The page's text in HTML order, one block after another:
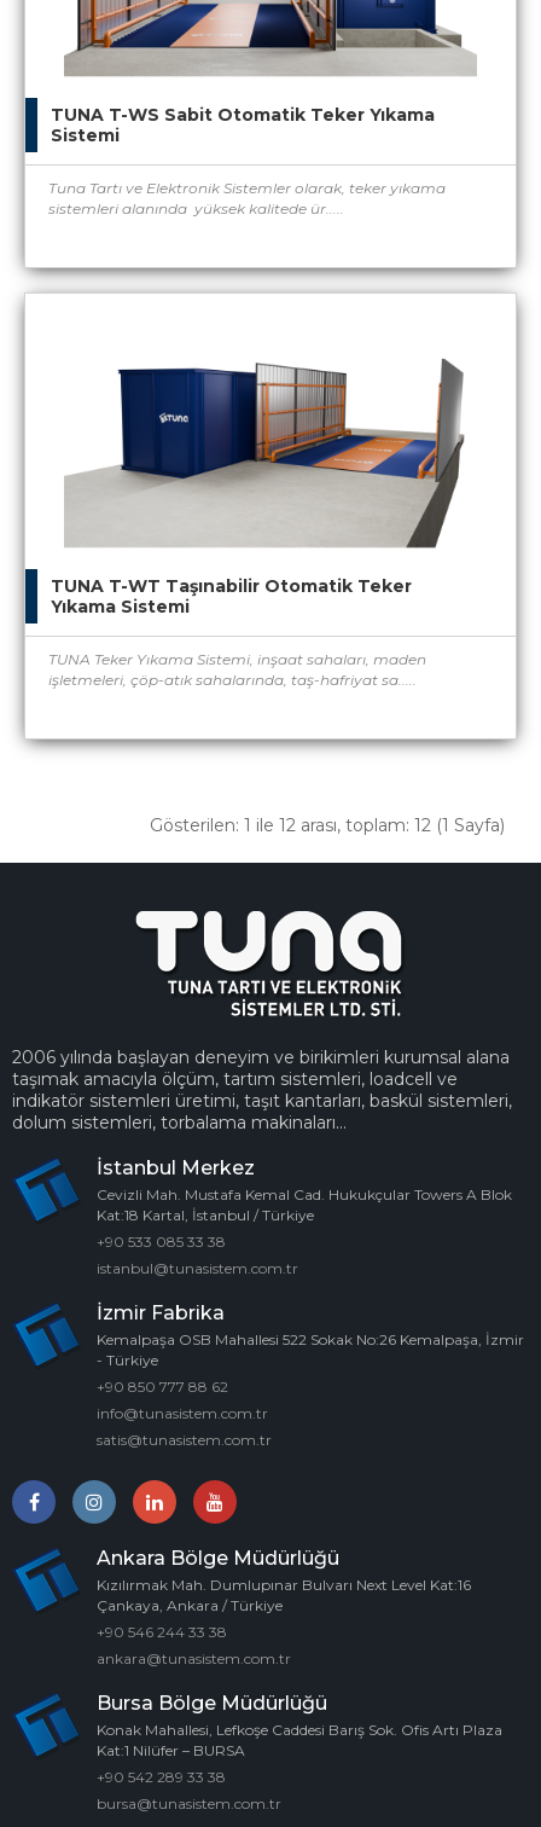
TUNA T-WS Sabit Otomatik Teker Yıkama
Sistemi
Tuna Tartı ve Elektronik Sistemler olarak, teker yıkama
sistemleri alanında yüksek kalitede ür.....
TUNA T-WT Taşınabilir Otomatik Teker
Yıkama Sistemi
TUNA Teker Yıkama Sistemi, inşaat sahaları, maden
işletmeleri, çöp-atık sahalarında, taş-hafriyat sa.....
Gösterilen: 1 ile 12 arası, toplam: 12 (1 Sayfa)
2006 yılında başlayan deneyim ve birikimleri kurumsal alana
taşımak amacıyla ölçüm, tartım sistemleri, loadcell ve
indikatör sistemleri üretimi, taşıt kantarları, baskül sistemleri,
dolum sistemleri, torbalama makinaları...
İstanbul Merkez
Cevizli Mah. Mustafa Kemal Cad. Hukukçular Towers A Blok
Kat:18 Kartal, İstanbul / Türkiye
+90 533 085 33 38
istanbul@tunasistem.com.tr
İzmir Fabrika
Kemalpaşa OSB Mahallesi 522 Sokak No:26 Kemalpaşa, İzmir
- Türkiye
+90 850 777 88 62
info@tunasistem.com.tr
satis@tunasistem.com.tr
Ankara Bölge Müdürlüğü
Kızılırmak Mah. Dumlupınar Bulvarı Next Level Kat:16
Çankaya, Ankara / Türkiye
+90 546 244 33 38
ankara@tunasistem.com.tr
Bursa Bölge Müdürlüğü
Konak Mahallesi, Lefkoşe Caddesi Barış Sok. Ofis Artı Plaza
Kat:1 Nilüfer – BURSA
+90 542 289 33 38
bursa@tunasistem.com.tr